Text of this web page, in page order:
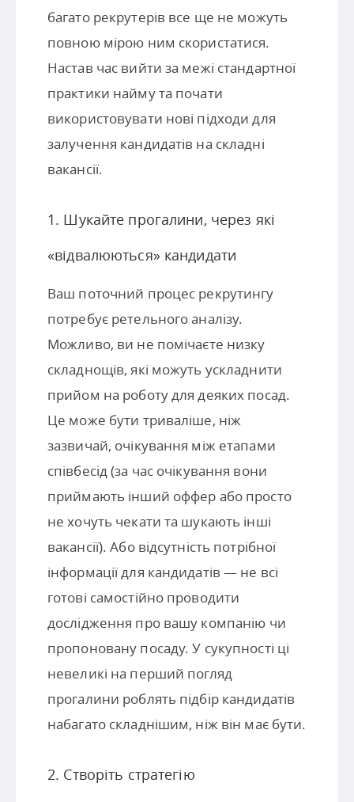
багато рекрутерів все ще не можуть
повною мірою ним скористатися.
Настав час вийти за межі стандартної
практики найму та почати
використовувати нові підходи для
залучення кандидатів на складні
вакансії.
1. Шукайте прогалини, через які
«відвалюються» кандидати
Ваш поточний процес рекрутингу
потребує ретельного аналізу.
Можливо, ви не помічаєте низку
складнощів, які можуть ускладнити
прийом на роботу для деяких посад.
Це може бути триваліше, ніж
зазвичай, очікування між етапами
співбесід (за час очікування вони
приймають інший оффер або просто
не хочуть чекати та шукають інші
вакансії). Або відсутність потрібної
інформації для кандидатів — не всі
готові самостійно проводити
дослідження про вашу компанію чи
пропоновану посаду. У сукупності ці
невеликі на перший погляд
прогалини роблять підбір кандидатів
набагато складнішим, ніж він має бути.
2. Створіть стратегію